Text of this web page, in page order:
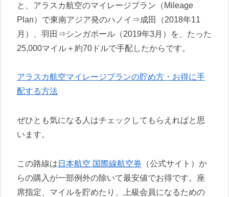
と、アラスカ航空のマイレージプラン（Mileage
Plan）で東南アジア発のハノイ⇒成田（2018年11
月）、羽田⇒シンガポール（2019年3月）を、たった
25,000マイル＋約70ドルで手配したからです。
アラスカ航空マイレージプランの貯め方・お得に手
配する方法
ぜひとも気になる人はチェックしてもらえればと思
います。
この路線は 日本航空 国際線航空券 （公式サイト）か
らの購入が一部例外の除いて最安値でお得です。座
席指定、マイルを貯めたり、上級会員になるための